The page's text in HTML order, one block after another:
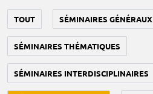
TOUT SÉMINAIRES GÉNÉRAUX
SÉMINAIRES THÉMATIQUES
SÉMINAIRES INTERDISCIPLINAIRES